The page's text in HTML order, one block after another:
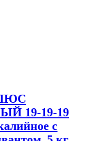
19-19-19
с